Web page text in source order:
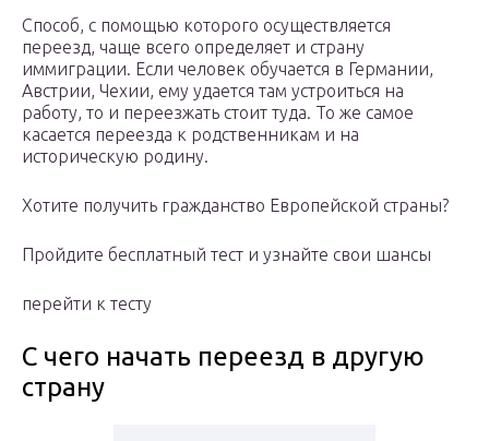
Способ, с помощью которого осуществляется
переезд, чаще всего определяет и страну
иммиграции. Если человек обучается в Германии,
Австрии, Чехии, ему удается там устроиться на
работу, то и переезжать стоит туда. То же самое
касается переезда к родственникам и на
историческую родину.
Хотите получить гражданство Европейской страны?
Пройдите бесплатный тест и узнайте свои шансы
перейти к тесту
С чего начать переезд в другую
страну